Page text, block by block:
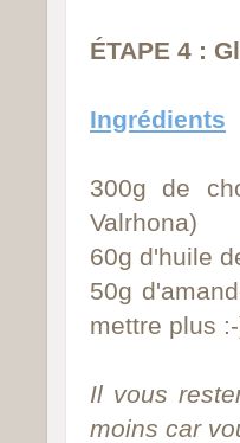
ÉTAPE 4 :
Ingrédients
300g de
Valrhona)
60g d'huile
50g
mettre plus
Il vous
moins car